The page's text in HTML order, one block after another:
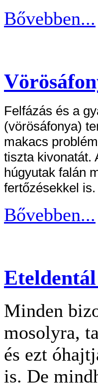
Bővebben...
Felfázás és a
(vörösáfonya)
makacs
tiszta kivonatát.
húgyutak falán
fertőzésekkel is.
Bővebben...
Minden
mosolyra,
és ezt
is. De